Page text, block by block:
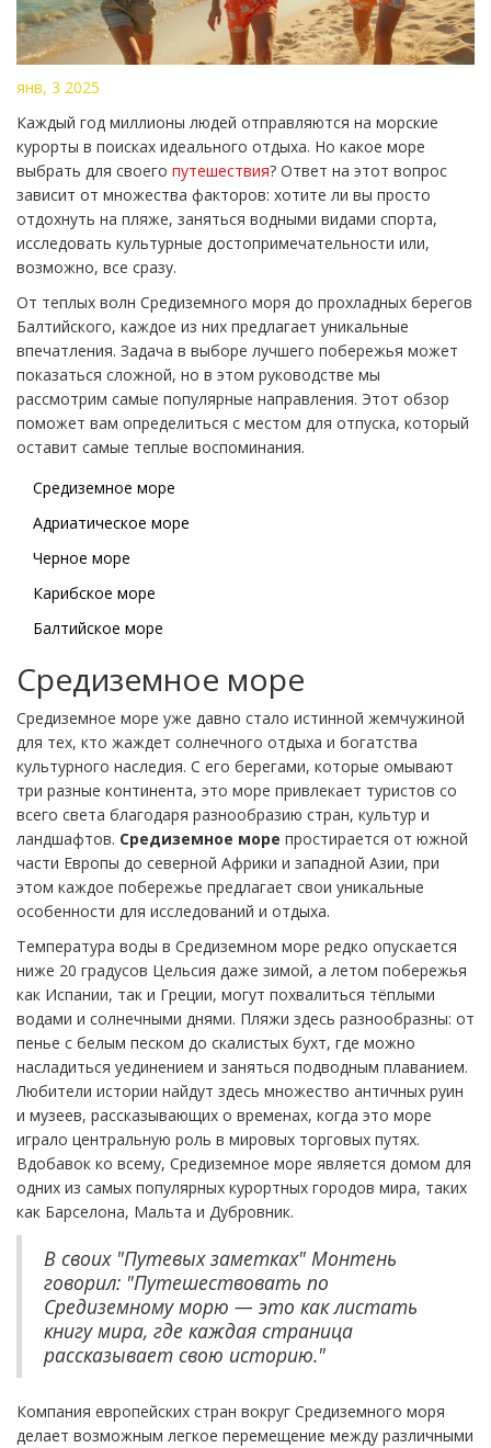
янв, 3 2025
Каждый год миллионы людей отправляются на морские
курорты в поисках идеального отдыха. Но какое море
выбрать для своего путешествия? Ответ на этот вопрос
зависит от множества факторов: хотите ли вы просто
отдохнуть на пляже, заняться водными видами спорта,
исследовать культурные достопримечательности или,
возможно, все сразу.
От теплых волн Средиземного моря до прохладных берегов
Балтийского, каждое из них предлагает уникальные
впечатления. Задача в выборе лучшего побережья может
показаться сложной, но в этом руководстве мы
рассмотрим самые популярные направления. Этот обзор
поможет вам определиться с местом для отпуска, который
оставит самые теплые воспоминания.
Средиземное море
Адриатическое море
Черное море
Карибское море
Балтийское море
Средиземное море
Средиземное море уже давно стало истинной жемчужиной
для тех, кто жаждет солнечного отдыха и богатства
культурного наследия. С его берегами, которые омывают
три разные континента, это море привлекает туристов со
всего света благодаря разнообразию стран, культур и
ландшафтов. Средиземное море простирается от южной
части Европы до северной Африки и западной Азии, при
этом каждое побережье предлагает свои уникальные
особенности для исследований и отдыха.
Температура воды в Средиземном море редко опускается
ниже 20 градусов Цельсия даже зимой, а летом побережья
как Испании, так и Греции, могут похвалиться тёплыми
водами и солнечными днями. Пляжи здесь разнообразны: от
пенье с белым песком до скалистых бухт, где можно
насладиться уединением и заняться подводным плаванием.
Любители истории найдут здесь множество античных руин
и музеев, рассказывающих о временах, когда это море
играло центральную роль в мировых торговых путях.
Вдобавок ко всему, Средиземное море является домом для
одних из самых популярных курортных городов мира, таких
как Барселона, Мальта и Дубровник.
В своих "Путевых заметках" Монтень
говорил: "Путешествовать по
Средиземному морю — это как листать
книгу мира, где каждая страница
рассказывает свою историю."
Компания европейских стран вокруг Средиземного моря
делает возможным легкое перемещение между различными